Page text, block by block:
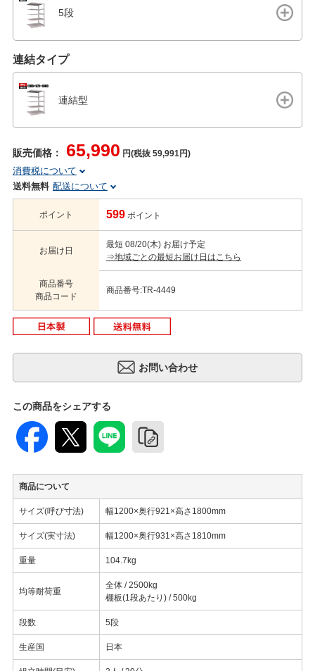
5段
連結タイプ
連結型
販売価格： 65,990 円(税抜 59,991円)
消費税について
送料無料 配送について
ポイント 599 ポイント
お届け日
最短 08/20(木) お届け予定
⇒地域ごとの最短お届け日はこちら
商品番号
商品コード
商品番号:TR-4449
この商品をシェアする
商品について
サイズ(呼び寸法) 幅1200×奥行921×高さ1800mm
サイズ(実寸法) 幅1200×奥行931×高さ1810mm
重量 104.7kg
均等耐荷重
全体 / 2500kg
棚板(1段あたり) / 500kg
段数 5段
生産国 日本